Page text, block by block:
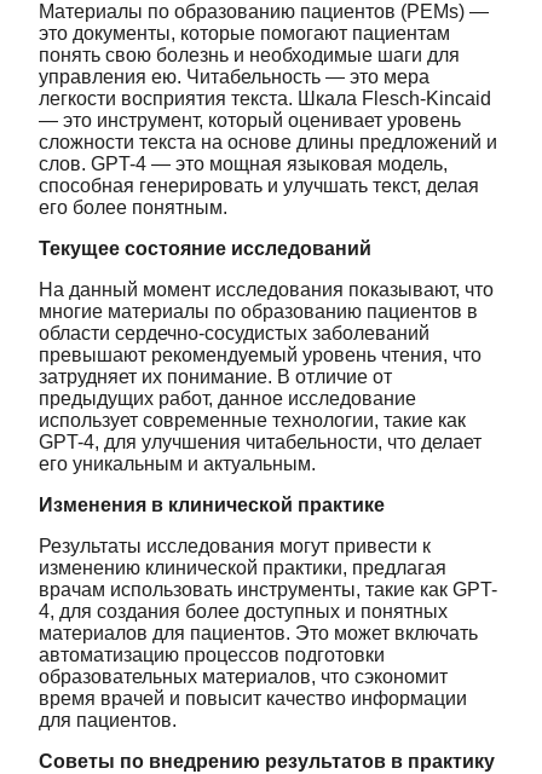
Материалы по образованию пациентов (PEMs) —
это документы, которые помогают пациентам
понять свою болезнь и необходимые шаги для
управления ею. Читабельность — это мера
легкости восприятия текста. Шкала Flesch-Kincaid
— это инструмент, который оценивает уровень
сложности текста на основе длины предложений и
слов. GPT-4 — это мощная языковая модель,
способная генерировать и улучшать текст, делая
его более понятным.
Текущее состояние исследований
На данный момент исследования показывают, что
многие материалы по образованию пациентов в
области сердечно-сосудистых заболеваний
превышают рекомендуемый уровень чтения, что
затрудняет их понимание. В отличие от
предыдущих работ, данное исследование
использует современные технологии, такие как
GPT-4, для улучшения читабельности, что делает
его уникальным и актуальным.
Изменения в клинической практике
Результаты исследования могут привести к
изменению клинической практики, предлагая
врачам использовать инструменты, такие как GPT-
4, для создания более доступных и понятных
материалов для пациентов. Это может включать
автоматизацию процессов подготовки
образовательных материалов, что сэкономит
время врачей и повысит качество информации
для пациентов.
Советы по внедрению результатов в практику